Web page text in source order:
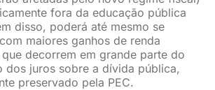
fora da educação pública
disso, poderá até mesmo se
maiores ganhos de renda
decorrem em grande parte do
dos juros sobre a dívida pública,
preservado pela PEC.